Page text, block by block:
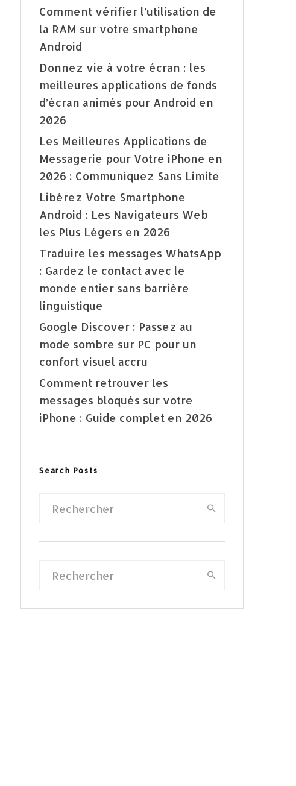
Comment vérifier l’utilisation de
la RAM sur votre smartphone
Android
Donnez vie à votre écran : les
meilleures applications de fonds
d’écran animés pour Android en
2026
Les Meilleures Applications de
Messagerie pour Votre iPhone en
2026 : Communiquez Sans Limite
Libérez Votre Smartphone
Android : Les Navigateurs Web
les Plus Légers en 2026
Traduire les messages WhatsApp
: Gardez le contact avec le
monde entier sans barrière
linguistique
Google Discover : Passez au
mode sombre sur PC pour un
confort visuel accru
Comment retrouver les
messages bloqués sur votre
iPhone : Guide complet en 2026
Search Posts